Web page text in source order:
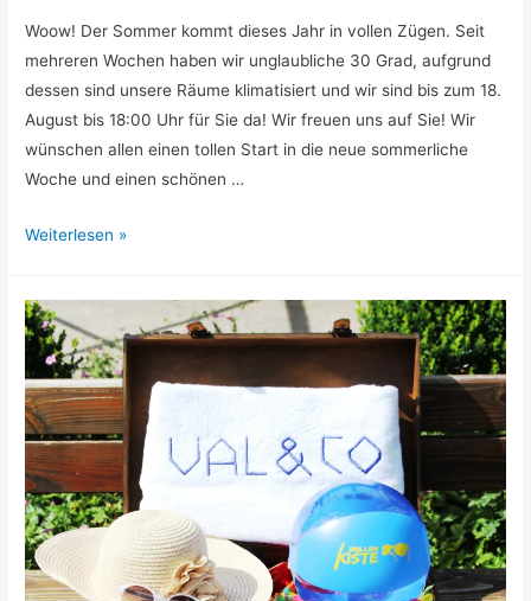
Woow! Der Sommer kommt dieses Jahr in vollen Zügen. Seit
mehreren Wochen haben wir unglaubliche 30 Grad, aufgrund
dessen sind unsere Räume klimatisiert und wir sind bis zum 18.
August bis 18:00 Uhr für Sie da! Wir freuen uns auf Sie! Wir
wünschen allen einen tollen Start in die neue sommerliche
Woche und einen schönen …
Kurzfristig
Weiterlesen »